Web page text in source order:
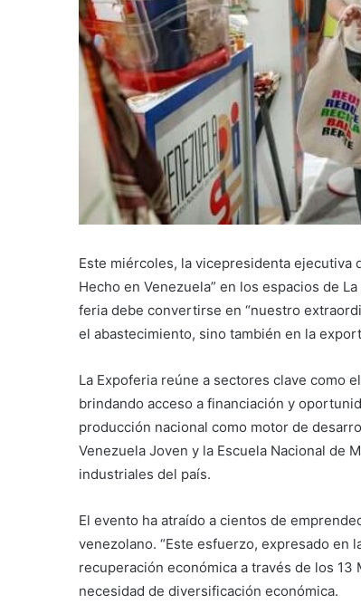
Este miércoles, la vicepresidenta ejecutiva
Hecho en Venezuela” en los espacios de
feria debe convertirse en “nuestro
el abastecimiento, sino también en la
La Expoferia reúne a sectores clave como
brindando acceso a financiación y
producción nacional como motor de
Venezuela Joven y la Escuela Nacional de
industriales del país.
El evento ha atraído a cientos de
venezolano. “Este esfuerzo, expresado en
recuperación económica a través de los
necesidad de diversificación económica.